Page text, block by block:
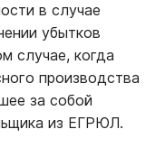
в случае
убытков
случае, когда
производства
за собой
из ЕГРЮЛ.